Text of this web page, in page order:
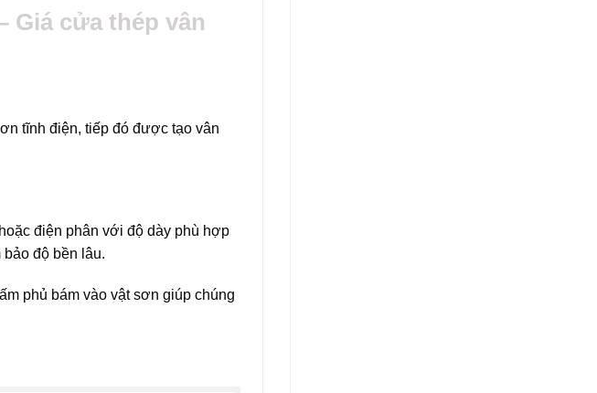
Giá cửa thép vân
tĩnh điện, tiếp đó được tạo vân
điện phân với độ dày phù hợp
độ bền lâu.
phủ bám vào vật sơn giúp chúng